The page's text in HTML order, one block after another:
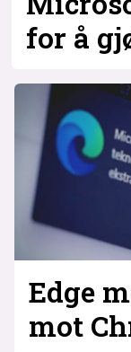
for å
Edge
mot